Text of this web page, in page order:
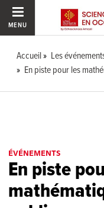
MENU
Accueil
Les
En piste pour les
ÉVÉNEMENTS
En piste